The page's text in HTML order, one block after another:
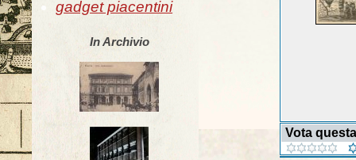
gadget piacentini
In Archivio
Vota